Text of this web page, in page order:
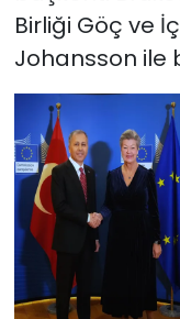
Birliği Göç ve
Johansson ile